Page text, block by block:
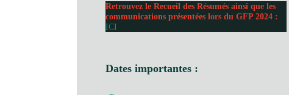
Retrouvez le Recueil des Résumés ainsi que les
communications présentées lors du GFP 2024 :
ICI
Dates importantes :